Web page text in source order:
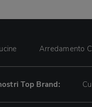
Arredamento
Top Brand: